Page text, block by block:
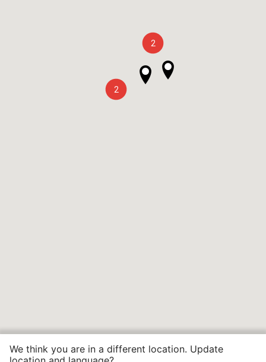
2
2
We think you are in a different location. Update